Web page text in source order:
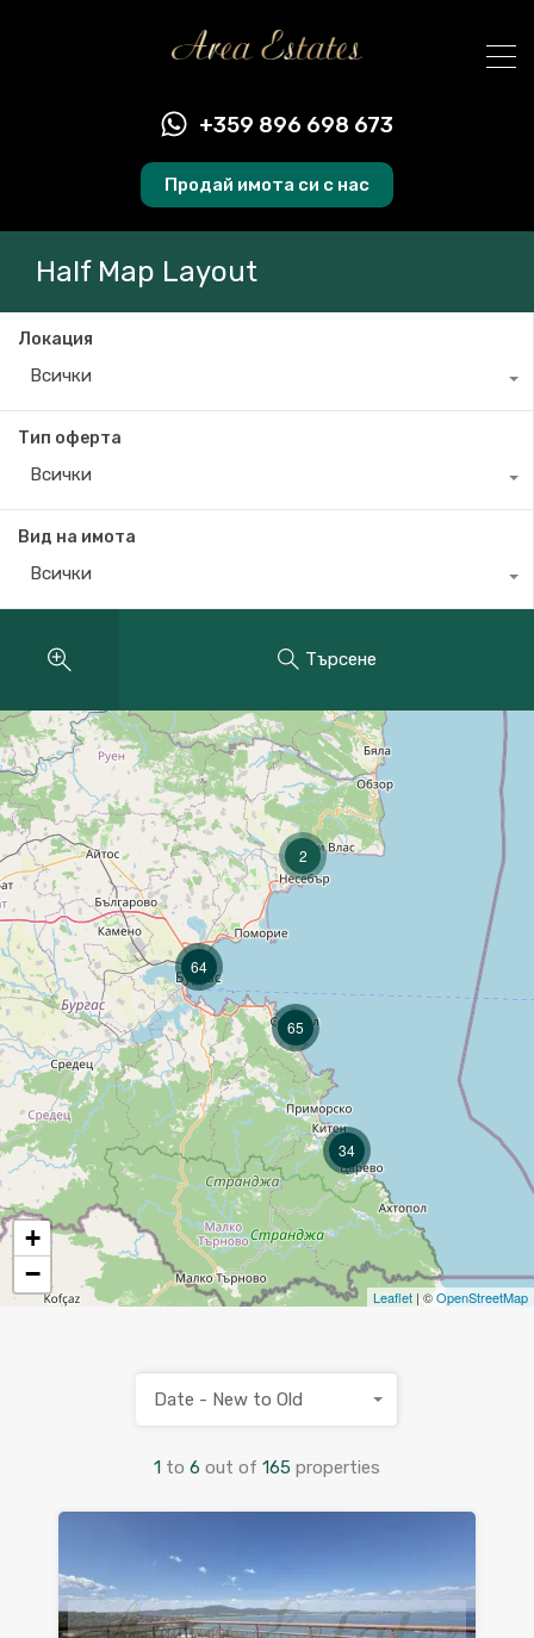
+359 896 698 673
Продай имота си с нас
Half Map Layout
Локация
Всички
Тип оферта
Всички
Вид на имота
Всички
Търсене
2
64
65
34
+
−
Leaflet | ©OpenStreetMap
1 to 6 out of 165 properties
Date - New to Old